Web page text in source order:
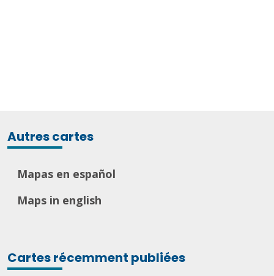
Autres cartes
Mapas en español
Maps in english
Cartes récemment publiées